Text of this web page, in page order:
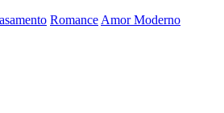
Romance Amor Moderno